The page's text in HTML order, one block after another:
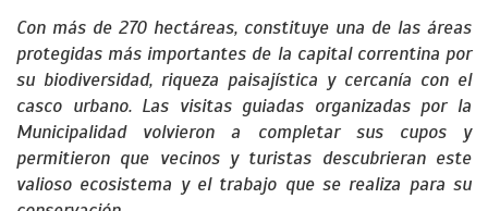
Con más de 270 hectáreas, constituye una de las áreas
protegidas más importantes de la capital correntina por
su biodiversidad, riqueza paisajística y cercanía con el
casco urbano. Las visitas guiadas organizadas por la
Municipalidad volvieron a completar sus cupos y
permitieron que vecinos y turistas descubrieran este
valioso ecosistema y el trabajo que se realiza para su